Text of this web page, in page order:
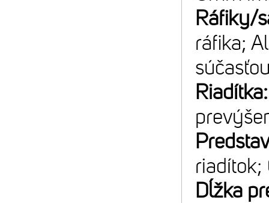
Ráfiky/
ráfika;
riadítok;
Dĺžka